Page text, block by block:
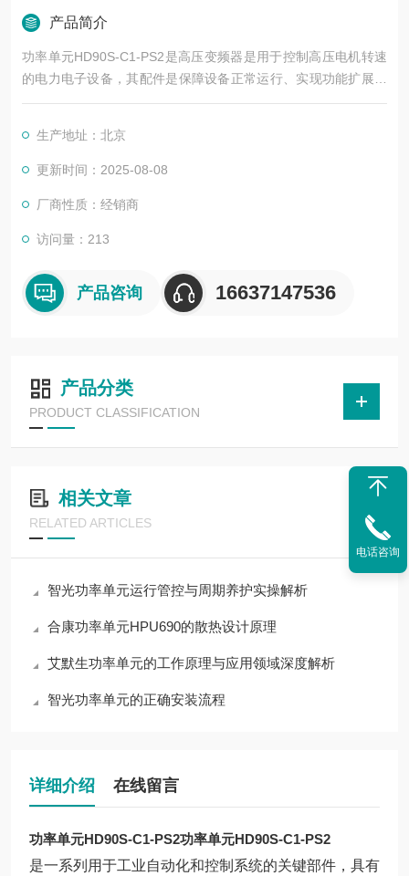
产品简介
功率单元HD90S-C1-PS2是高压变频器是用于控制高压电机转速
的电力电子设备，其配件是保障设备正常运行、实现功能扩展及
维护维修的重要组成部分。这些配件种类繁多，涵盖了功率变
生产地址：北京
更新时间：2025-08-08
厂商性质：经销商
访问量：213
产品咨询 16637147536
产品分类
PRODUCT CLASSIFICATION
相关文章
RELATED ARTICLES
智光功率单元运行管控与周期养护实操解析
合康功率单元HPU690的散热设计原理
艾默生功率单元的工作原理与应用领域深度解析
智光功率单元的正确安装流程
详细介绍 在线留言
功率单元HD90S-C1-PS2功率单元HD90S-C1-PS2
是一系列用于工业自动化和控制系统的关键部件，具有
电话咨询